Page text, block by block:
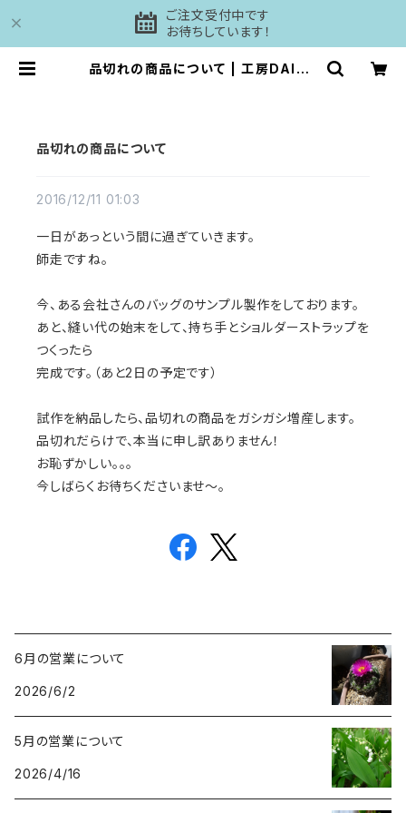
ご注文受付中です
お待ちしています！
品切れの商品について | 工房DAISH
品切れの商品について
2016/12/11 01:03
一日があっという間に過ぎていきます。
師走ですね。
今、ある会社さんのバッグのサンプル製作をしております。
あと、縫い代の始末をして、持ち手とショルダーストラップを
つくったら
完成です。（あと2日の予定です）
試作を納品したら、品切れの商品をガシガシ増産します。
品切れだらけで、本当に申し訳ありません！
お恥ずかしい。。。
今しばらくお待ちくださいませ〜。
6月の営業について
2026/6/2
5月の営業について
2026/4/16